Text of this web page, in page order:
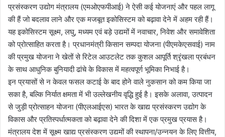
प्रसंस्करण उद्योग मंत्रालय (एमओएफपीआई) ने ऐसी कई योजनाएं और पहल लागू
की हैं जो बदलाव लाने और एक मजबूत इकोसिस्टम को बढ़ावा देने में अहम रही हैं।
यह इकोसिस्टम सूक्ष्म, लघु, मध्यम एवं बड़े उद्यमों में नवाचार, निवेश और समावेशिता
को प्रोत्साहित करता है। प्रधानमंत्री किसान सम्पदा योजना (पीएमकेएसवाई) नाम
की प्रमुख योजना ने खेतों से रिटेल आउटलेट तक कुशल आपूर्ति श्रृंखला प्रबंधन
के साथ आधुनिक बुनियादी ढांचे के विकास में महत्वपूर्ण भूमिका निभाई है।
इन प्रयासों से न केवल फसल कटाई के बाद होने वाले नुकसान को कम किया जा
सका है, बल्कि निर्यात क्षमता में भी उल्लेखनीय वृद्धि हुई है। इसके अलावा, उत्पादन
से जुड़ी प्रोत्साहन योजना (पीएलआईएस) भारत के खाद्य प्रसंस्करण उद्योग के
विकास और प्रतिस्पर्धात्मकता को बढ़ावा देने की दिशा में एक प्रमुख प्रयास है।
मंत्रालय देश में सूक्ष्म खाद्य प्रसंस्करण उद्यमों की स्थापना/उन्नयन के लिए वित्तीय,